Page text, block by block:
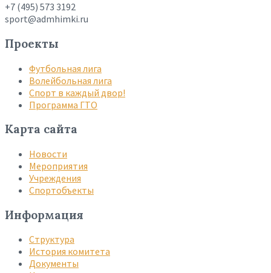
+7 (495) 573 3192
sport@admhimki.ru
Проекты
Футбольная лига
Волейбольная лига
Спорт в каждый двор!
Программа ГТО
Карта сайта
Новости
Мероприятия
Учреждения
Спортобъекты
Информация
Структура
История комитета
Документы